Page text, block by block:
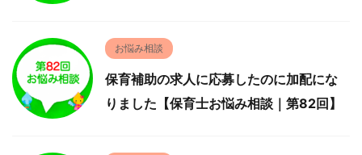
お悩み相談
保育補助の求人に応募したのに加配にな
りました【保育士お悩み相談｜第82回】